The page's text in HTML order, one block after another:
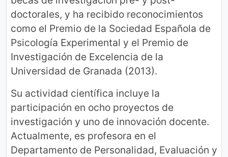
doctorales, y ha recibido reconocimientos
como el Premio de la Sociedad Española de
Psicología Experimental y el Premio de
Investigación de Excelencia de la
Universidad de Granada (2013).
Su actividad científica incluye la
participación en ocho proyectos de
investigación y uno de innovación docente.
Actualmente, es profesora en el
Departamento de Personalidad, Evaluación y